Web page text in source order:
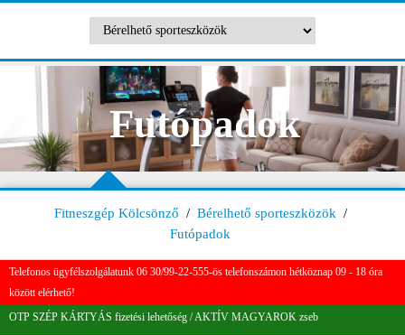
Futópadok
Fitneszgép Kölcsönző / Bérelhető sporteszközök /
Futópadok
Telefonos ügyfélszolgálatunk 06 30/99-22-555-ös telefonszámon hétköznap 09 - 18 óra
között elérhető!
OTP SZÉP KÁRTYÁS fizetési lehetőség / AKTÍV MAGYAROK zseb